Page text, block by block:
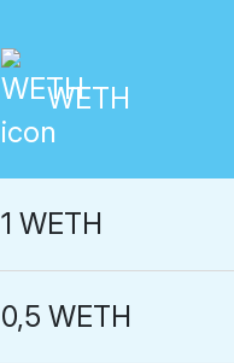
WETH
1 WETH
0,5 WETH